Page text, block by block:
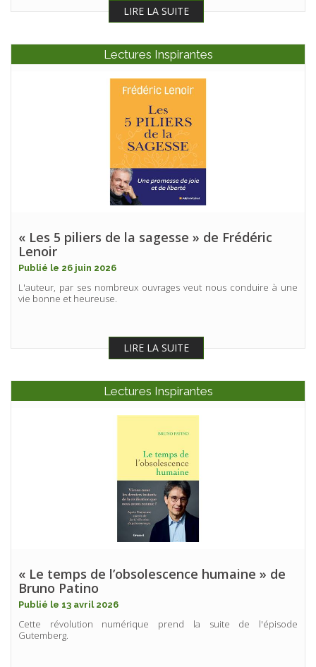
LIRE LA SUITE
Lectures Inspirantes
« Les 5 piliers de la sagesse » de Frédéric
Lenoir
Publié le 26 juin 2026
L'auteur, par ses nombreux ouvrages veut nous conduire à une
vie bonne et heureuse.
LIRE LA SUITE
Lectures Inspirantes
« Le temps de l’obsolescence humaine » de
Bruno Patino
Publié le 13 avril 2026
Cette révolution numérique prend la suite de l'épisode
Gutemberg.